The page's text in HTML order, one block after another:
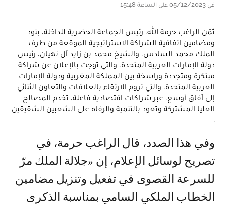
في 05/12/2023 على الساعة 15:48
ثمّن الراغب حرمة الله، رئيس الجماعة الحضرية للداخلة، بنود
ومضامين اتفاقية الشراكة الاستراتيجية الموقعة من طرف
الملك محمد السادس، والشيخ محمد بن زايد آل نهيان، رئيس
دولة الإمارات العربية المتحدة، والتي توجت بالإعلان عن شراكة
مبتكرة ومتجددة وراسخة بين المملكة المغربية ودولة الإمارات
العربية المتحدة، والتي تروم الارتقاء بالعلاقات والتعاون الثنائي
إلى آفاق أوسع، عبر شراكات اقتصادية فاعلة، تخدم المصالح
العليا المشتركة وتعود بالتنمية والرفاه على الشعبين الشقيقين
.
وفي هذا الصدد، قال الراغب حرمة، في
تصريح لوسائل الإعلام، إن «جلالة الملك مرّ
للسرعة القصوى في تفعيل وتنزيل مضامين
الخطاب الملكي السامي بمناسبة الذكرى